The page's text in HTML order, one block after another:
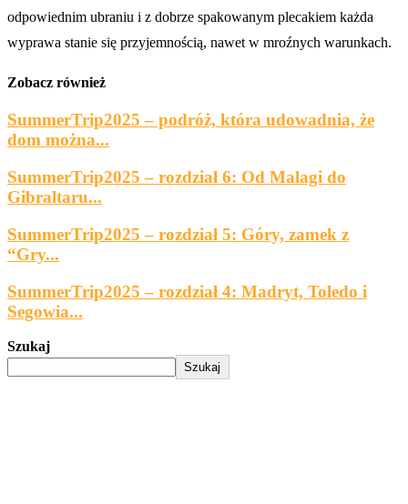
odpowiednim ubraniu i z dobrze spakowanym plecakiem każda
wyprawa stanie się przyjemnością, nawet w mroźnych warunkach.
Zobacz również
SummerTrip2025 – podróż, która udowadnia, że
dom można...
SummerTrip2025 – rozdział 6: Od Malagi do
Gibraltaru...
SummerTrip2025 – rozdział 5: Góry, zamek z
“Gry...
SummerTrip2025 – rozdział 4: Madryt, Toledo i
Segowia...
Szukaj
Szukaj